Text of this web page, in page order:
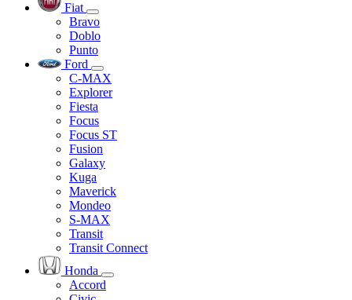
Fiat
Bravo
Doblo
Punto
Ford
C-MAX
Explorer
Fiesta
Focus
Focus ST
Fusion
Galaxy
Kuga
Maverick
Mondeo
S-MAX
Transit
Transit Connect
Honda
Accord